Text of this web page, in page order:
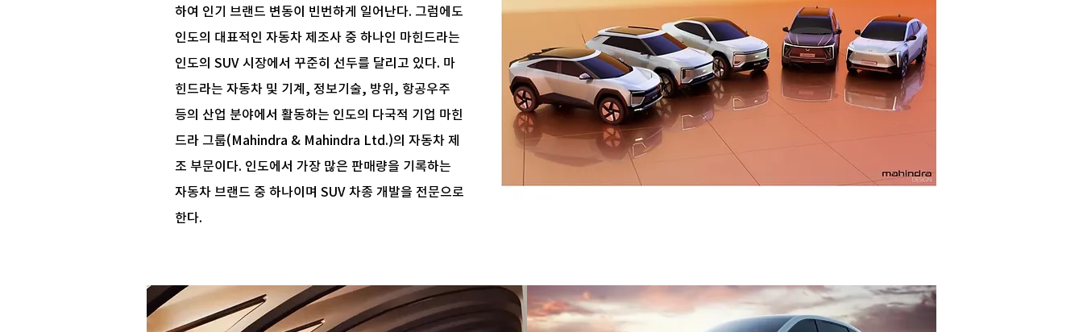
하여 인기 브랜드 변동이 빈번하게 일어난다. 그럼에도
인도의 대표적인 자동차 제조사 중 하나인 마힌드라는
인도의 SUV 시장에서 꾸준히 선두를 달리고 있다. 마
힌드라는 자동차 및 기계, 정보기술, 방위, 항공우주
등의 산업 분야에서 활동하는 인도의 다국적 기업 마힌
드라 그룹(Mahindra & Mahindra Ltd.)의 자동차 제
조 부문이다. 인도에서 가장 많은 판매량을 기록하는
자동차 브랜드 중 하나이며 SUV 차종 개발을 전문으로
한다.